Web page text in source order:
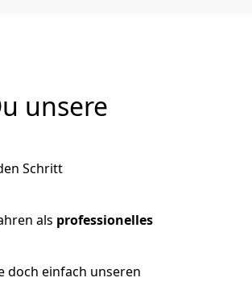
unsere
Schritt
als professionelles
doch einfach unseren